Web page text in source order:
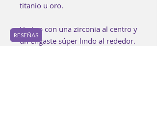
titanio u oro.
Un top con una zirconia al centro y
un engaste súper lindo al rededor.
RESEÑAS